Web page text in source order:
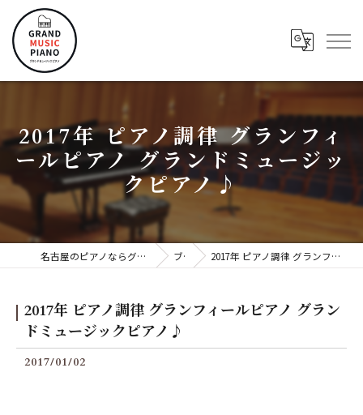
2017年 ピアノ調律 グランフィ
ールピアノ グランドミュージッ
クピアノ♪
名古屋のピアノならグランドミュージックピアノ株式会社 ブログ 2017年 ピアノ調律 グランフィールピアノ グランドミュージックピアノ♪
2017年 ピアノ調律 グランフィールピアノ グラン
ドミュージックピアノ♪
2017/01/02